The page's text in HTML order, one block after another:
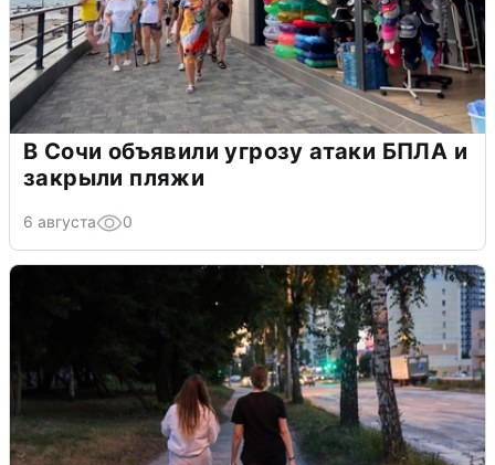
В Сочи объявили угрозу атаки БПЛА и
закрыли пляжи
6 августа 0